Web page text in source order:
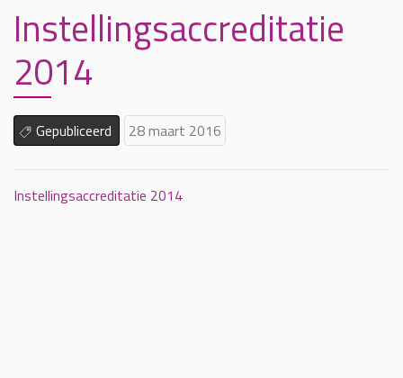
2014
Instellingsaccreditatie
2014
Gepubliceerd 28 maart 2016
Instellingsaccreditatie 2014